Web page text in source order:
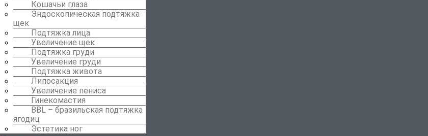
Кошачьи глаза
Эндоскопическая подтяжка
щек
Подтяжка лица
Увеличение щек
Подтяжка груди
Увеличение груди
Подтяжка живота
Липосакция
Увеличение пениса
Гинекомастия
BBL – бразильская подтяжка
ягодиц
Эстетика ног